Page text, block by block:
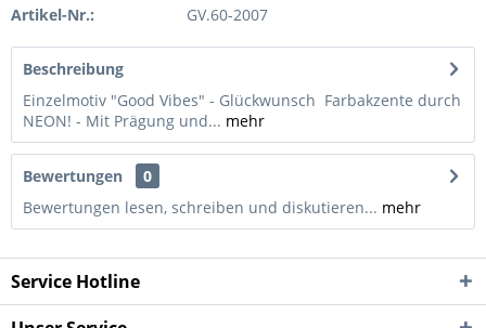
Artikel-Nr.: GV.60-2007
Beschreibung
Einzelmotiv "Good Vibes" - Glückwunsch Farbakzente durch
NEON! - Mit Prägung und... mehr
Bewertungen
0
Bewertungen lesen, schreiben und diskutieren... mehr
Service Hotline